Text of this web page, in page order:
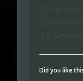
Did you like